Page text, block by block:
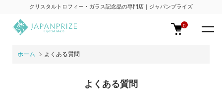
クリスタルトロフィー・ガラス記念品の専門店｜ジャパンプライズ
0
ホーム よくある質問
よくある質問